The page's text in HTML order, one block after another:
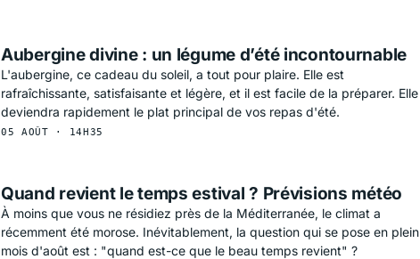
Aubergine divine : un légume d’été incontournable
L'aubergine, ce cadeau du soleil, a tout pour plaire. Elle est
rafraîchissante, satisfaisante et légère, et il est facile de la préparer. Elle
deviendra rapidement le plat principal de vos repas d'été.
05 AOÛT · 14H35
Quand revient le temps estival ? Prévisions météo
À moins que vous ne résidiez près de la Méditerranée, le climat a
récemment été morose. Inévitablement, la question qui se pose en plein
mois d'août est : "quand est-ce que le beau temps revient" ?